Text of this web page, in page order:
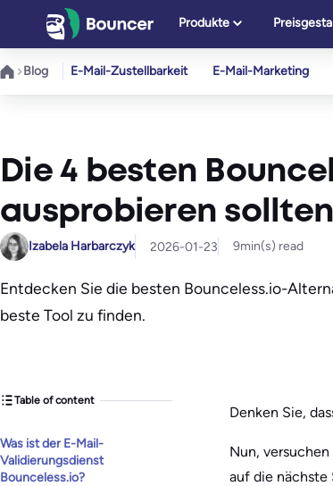
springen
Produkte
Blog E-Mail-Zustellbarkeit E-Mail-Marketing
Die 4 besten
ausprobieren sollten
Izabela Harbarczyk 2026-01-23 9min(s) read
Entdecken Sie die besten Bounceless.io-
beste Tool zu finden.
Table of content
Was ist der E-Mail-
Validierungsdienst
Bounceless.io?
Denken Sie,
Nun,
auf die nächste